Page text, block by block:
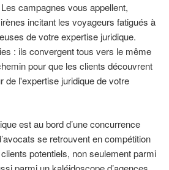
Les campagnes vous appellent,
incitant les voyageurs fatigués à
de votre expertise juridique.
: ils convergent tous vers le même
pour que les clients découvrent
de l'expertise juridique de votre
est au bord d’une concurrence
se retrouvent en compétition
potentiels, non seulement parmi